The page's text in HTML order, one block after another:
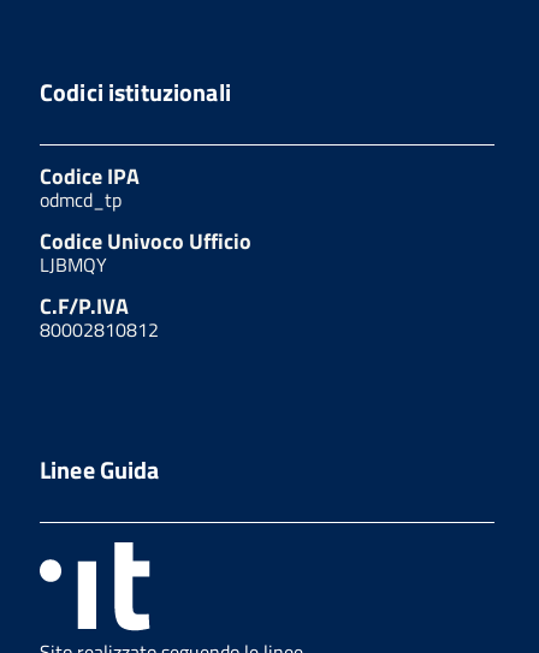
Codici istituzionali
Codice IPA
odmcd_tp
Codice Univoco Ufficio
LJBMQY
C.F/P.IVA
80002810812
Linee Guida